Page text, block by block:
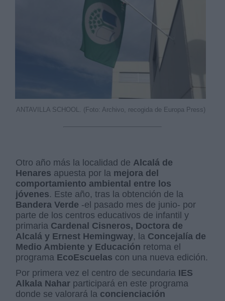
ANTAVILLA SCHOOL. (Foto: Archivo, recogida de Europa Press)
Otro año más la localidad de Alcalá de
Henares apuesta por la mejora del
comportamiento ambiental entre los
jóvenes. Este año, tras la obtención de la
Bandera Verde -el pasado mes de junio- por
parte de los centros educativos de infantil y
primaria Cardenal Cisneros, Doctora de
Alcalá y Ernest Hemingway, la Concejalía de
Medio Ambiente y Educación retoma el
programa EcoEscuelas con una nueva edición.
Por primera vez el centro de secundaria IES
Alkala Nahar participará en este programa
donde se valorará la concienciación